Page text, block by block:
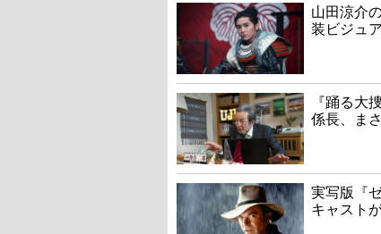
山田涼介
装ビジュ
『踊る
係長、ま
実写版『
キャスト